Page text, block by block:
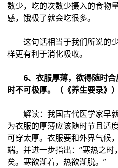
数少，吃的次数少摄入的食物
感，饿极了就会吃很多。
这句话相当于我们所说的
样更有利于消化吸收。
6、衣服厚薄，欲得随时
时不可极厚。（《养生要录》）
解读：我国古代医学家早
为衣服的厚薄应该随时节且适
可穿太厚。衣服要和外界气候
端。并进一步指出：“寒热之
矣。寒欲渐着，热欲渐脱。”